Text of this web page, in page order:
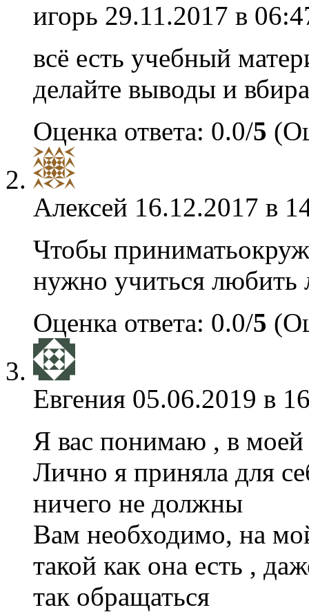
игорь 29.11.2017 в
всё есть учебный
делайте выводы и
Оценка ответа: 0.0/5
Алексей 16.12.2017 в
Чтобы
нужно учиться любить
Оценка ответа: 0.0/5
Евгения 05.06.2019 в
Я вас понимаю , в моей
Лично я приняла для
ничего не должны
Вам необходимо, на
такой как она есть ,
так обращаться